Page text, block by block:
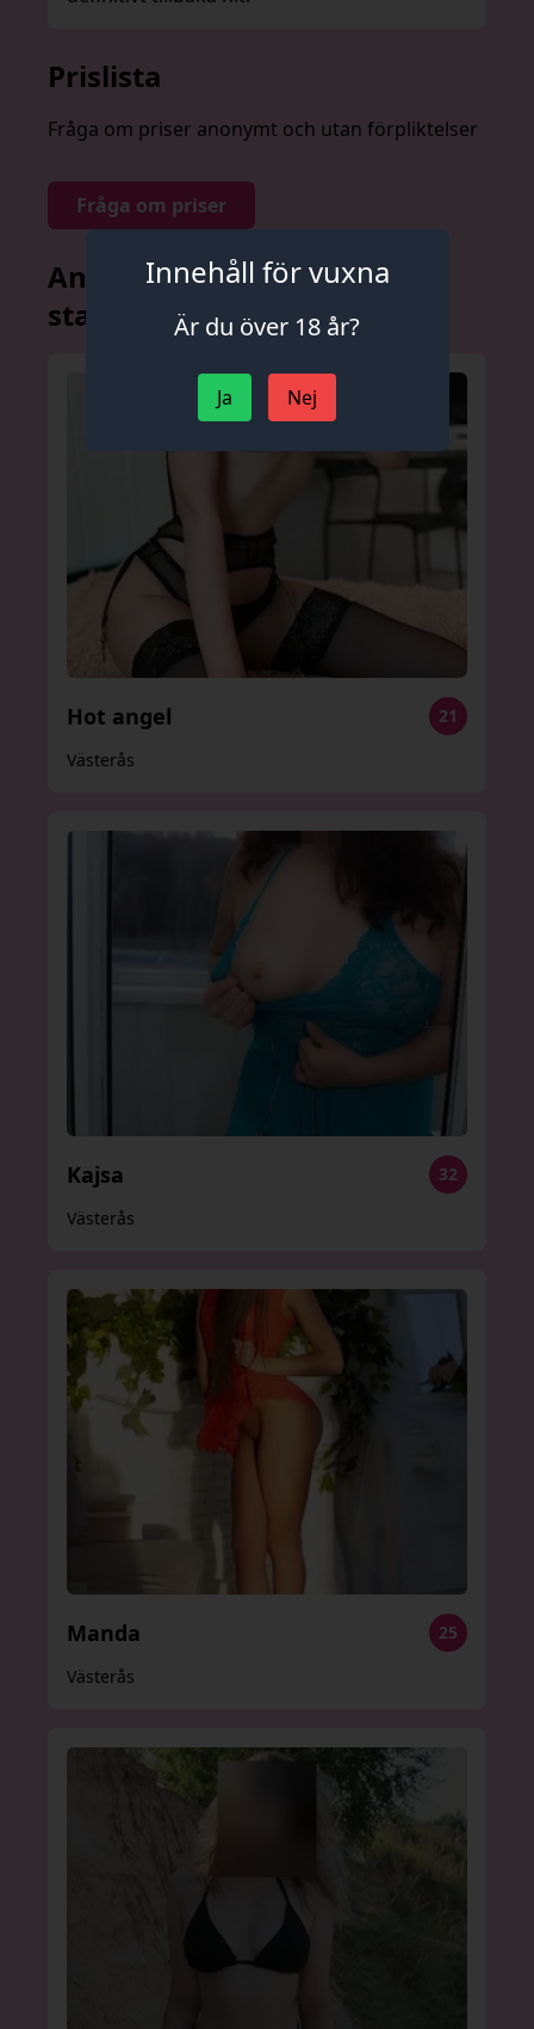
Prislista
Fråga om priser anonymt och utan förpliktelser
Fråga om priser
Andra annonser från denna
stad
Hot angel
21
Västerås
Kajsa
32
Västerås
Manda
25
Västerås
Innehåll för vuxna
Är du över 18 år?
Ja Nej